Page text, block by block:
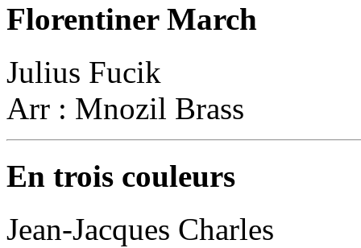
Florentiner March
Julius Fucik
Arr : Mnozil Brass
En trois couleurs
Jean-Jacques Charles